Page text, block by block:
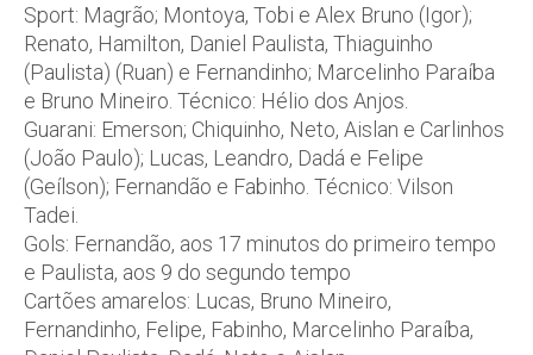
Sport: Magrão; Montoya, Tobi e Alex Bruno (Igor);
Renato, Hamilton, Daniel Paulista, Thiaguinho
(Paulista) (Ruan) e Fernandinho; Marcelinho Paraíba
e Bruno Mineiro. Técnico: Hélio dos Anjos.
Guarani: Emerson; Chiquinho, Neto, Aislan e Carlinhos
(João Paulo); Lucas, Leandro, Dadá e Felipe
(Geílson); Fernandão e Fabinho. Técnico: Vilson
Tadei.
Gols: Fernandão, aos 17 minutos do primeiro tempo
e Paulista, aos 9 do segundo tempo
Cartões amarelos: Lucas, Bruno Mineiro,
Fernandinho, Felipe, Fabinho, Marcelinho Paraíba,